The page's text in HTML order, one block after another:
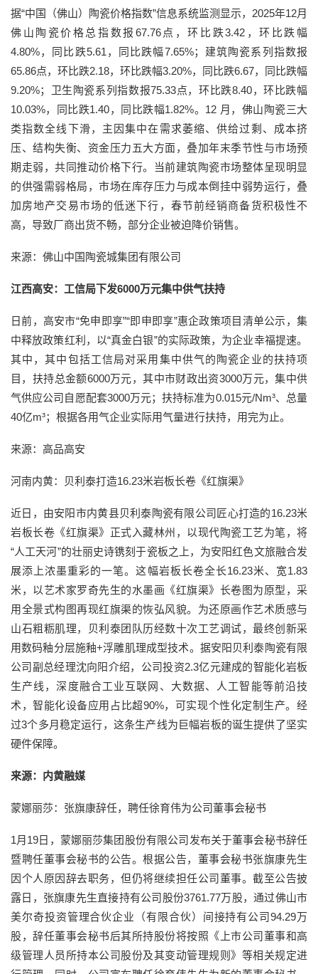
据“中国（佛山）陶瓷价格指数”信息系统监测显示，2025年12月
佛山陶瓷价格总指数报67.76点，环比跌3.42，环比跌幅
4.80%，同比跌5.61，同比跌幅7.65%；建筑陶瓷系列指数报
65.86点，环比跌2.18，环比跌幅3.20%，同比跌6.67，同比跌幅
9.20%；卫生陶瓷系列指数报75.33点，环比跌8.40，环比跌幅
10.03%，同比跌1.40，同比跌幅1.82%。12 月，佛山陶瓷三大
类指数全线下滑，主因集中在需求萎缩、供给过剩、成本挤
压、结构失衡、资金压力五大方面，叠加年末季节性与市场预
期走弱，共同推动价格下行。当前建筑陶瓷市场整体呈现明显
的供强需弱格局，市场在库存压力与成本倒挂中弱势运行，叠
加房地产交易市场的低迷下行，春节前经销商备货积极性不
高，导致厂商出货不畅，部分企业被迫降价销售。
来源：佛山中国陶瓷城集团有限公司
江西高安：工信局下发6000万元集中供气扶持
日前，高安市“免申即享”“即申即享”惠企政策项目清单公示，集
中释放政策红利，以“真金白银”的实际政策，为企业幸福提速。
其中，其中包括工信局对采用集中供气的陶瓷企业的扶持项
目，扶持总金额6000万元，其中市财政出资3000万元，集中供
气供应公司自愿配套3000万元；扶持标准为0.015元/Nm³、总量
40亿m³；根据各用气企业实际用气量进行扶持，用完为止。
来源：高品高安
河南内黄：贝利泰打造16.23米岩板长卷《红旗渠》
近日，由安阳市内黄县贝利泰陶瓷有限公司匠心打造的16.23米
岩板长卷《红旗渠》正式入藏林州，以现代陶瓷工艺为笔，将
“人工天河”的壮丽史诗镌刻于瓷板之上，为安阳红色文旅融合发
展添上浓墨重彩的一笔。这幅岩板长卷全长16.23米、宽1.83
米，以艺术家罗奇先生的水墨画《红旗渠》长卷图为原型，采
用全景式构图再现红旗渠的恢弘风貌。为还原画作艺术质感与
山石粗粝肌理，贝利泰团队历经数十次工艺调试，最终创新采
用数码釉分层施釉+浮雕肌理成型技术。据安阳贝利泰陶瓷有限
公司副总经理沈向阳介绍，公司投资2.3亿元建成的智能化岩板
生产线，深度融合工业互联网、大数据、人工智能等前沿技
术，智能化设备应用占比超90%，可实现个性化定制生产。经
过3个多月稳定运行，这条生产线为巨幅岩板的诞生提供了坚实
硬件保障。
来源：内黄融媒
蒙娜丽莎：张旗康辞任，聘任徐育伟为公司董事会秘书
1月19日，蒙娜丽莎集团股份有限公司发布关于董事会秘书辞任
暨聘任董事会秘书的公告。根据公告，董事会秘书张旗康先生
因个人原因辞去职务，但仍将继续担任公司董事。截至公告披
露日，张旗康先生直接持有公司股份3761.77万股，通过佛山市
美尔奇投资管理合伙企业（有限合伙）间接持有公司94.29万
股，辞任董事会秘书后其所持股份将按照《上市公司董事和高
级管理人员所持本公司股份及其变动管理规则》等相关规定进